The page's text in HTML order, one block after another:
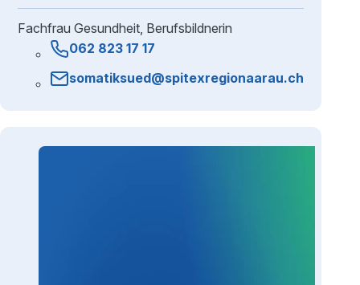
Fachfrau Gesundheit, Berufsbildnerin
062 823 17 17
somatiksued@spitexregionaarau.ch